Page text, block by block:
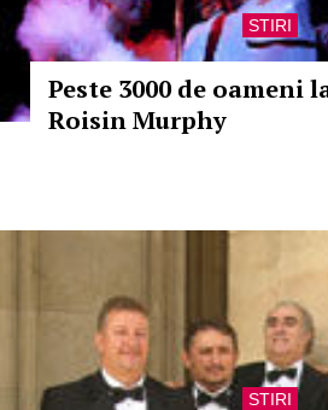
STIRI
Peste 3000 de oameni
Roisin Murphy
STIRI